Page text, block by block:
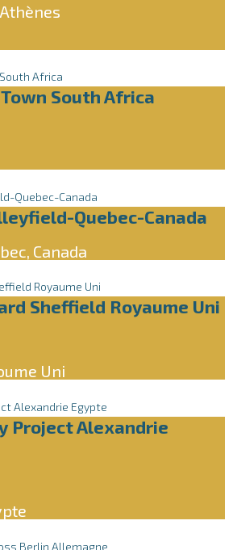
South Africa
Quebec-Canada
Canada
Sheffield Royaume Uni
Uni
Project Alexandrie